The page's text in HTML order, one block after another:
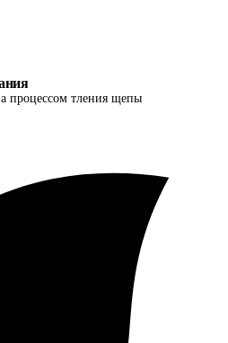
процессом тления щепы